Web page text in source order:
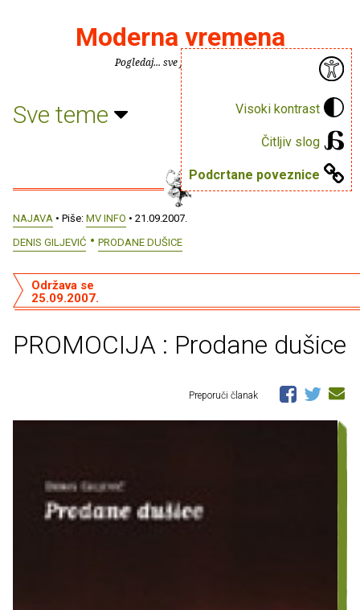
Visoki kontrast
Čitljiv slog
Podcrtane poveznice
Moderna vremena
Pogledaj... sve je puno knjiga.
Sve teme
NAJAVA • Piše: MV INFO • 21.09.2007.
DENIS GILJEVIĆ
PRODANE DUŠICE
PROMOCIJA : Prodane dušice
Održava se
25.09.2007.
Preporuči članak